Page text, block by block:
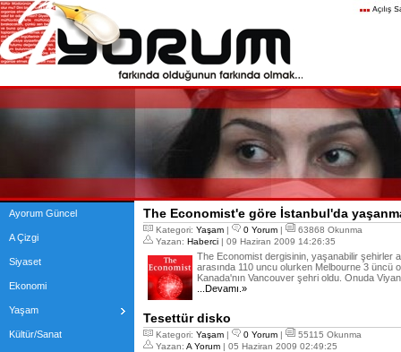
Ayorum Güncel
A Çizgi
Siyaset
Ekonomi
Yaşam
Kültür/Sanat
The Economist'e göre İstanbul'da
Kategori: Yaşam | 0 Yorum |
63868 Okunma
Yazan: Haberci | 09 Haziran 2009 14:26:35
The Economist dergisinin, yaşanabilir şehirler
arasında 110 uncu olurken Melbourne 3 üncü
Kanada'nın Vancouver şehri oldu. Onuda
...Devamı.»
Tesettür disko
Kategori: Yaşam | 0 Yorum |
55115 Okunma
Yazan: A Yorum | 05 Haziran 2009 02:49:25